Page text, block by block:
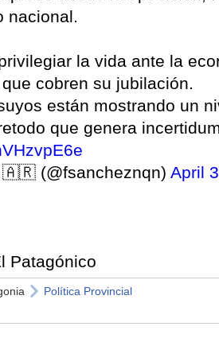
nacional.
la vida ante la
cobren su jubilación.
están mostrando un
que genera
(@fsancheznqn) April
Patagónico
Política Provincial